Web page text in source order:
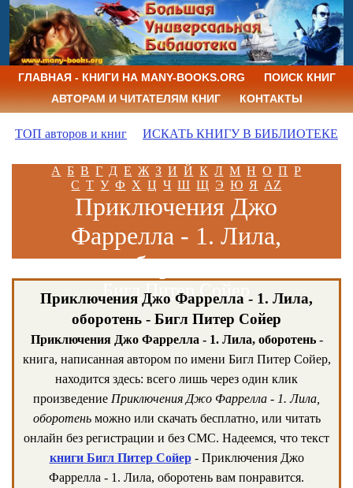
ГЛАВНАЯ - КНИГИ НА MANY-BOOKS.ORG
ПОИСК КНИГ
АВТОРАМ И ЧИТАТЕЛЯМ КНИГ
КОНТАКТЫ
ТОП авторов и книг ИСКАТЬ КНИГУ В БИБЛИОТЕКЕ
А Б В Г Д Е Ж З И Й К Л М Н О П Р
С Т У Ф Х Ц Ч Ш Щ Э Ю Я AZ
Приключения Джо
Фаррелла - 1. Лила,
оборотень
Бигл Питер Сойер
Приключения Джо Фаррелла - 1. Лила,
оборотень - Бигл Питер Сойер
Приключения Джо Фаррелла - 1. Лила, оборотень-
книга, написанная автором по имени Бигл Питер Сойер,
находится здесь: всего лишь через один клик
произведение Приключения Джо Фаррелла - 1. Лила,
оборотеньможно или скачать бесплатно, или читать
онлайн без регистрации и без СМС. Надеемся, что текст
книги Бигл Питер Сойер- Приключения Джо
Фаррелла - 1. Лила, оборотень вам понравится.